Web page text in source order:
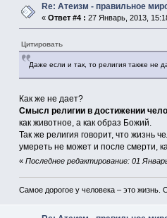
Re: Атеизм - правильное
«Ответ #4 : 27 Январь, 2013,
Цитировать
Даже если и так, то религия также не
Как же не дает?
Смысл религии в достижении
как животное, а как образ Божий.
Так же религия говорит, что жизнь
умереть не может и после смерти,
«Последнее редактирование: 01
Самое дорогое у человека – это жизнь.